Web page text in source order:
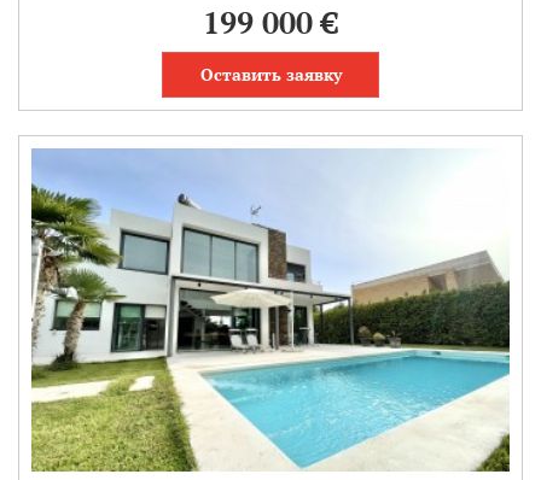
199 000 €
Оставить заявку